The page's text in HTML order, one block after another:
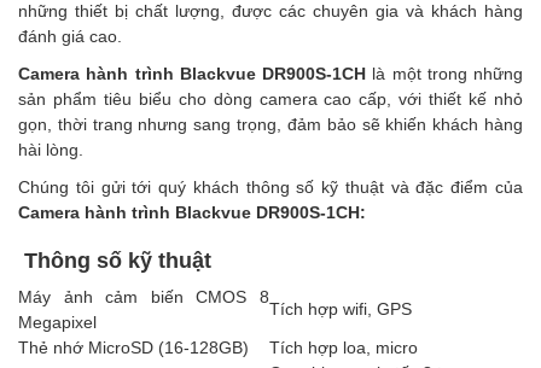
những thiết bị chất lượng, được các chuyên gia và khách hàng
đánh giá cao.
Camera hành trình Blackvue DR900S-1CH là một trong những
sản phẩm tiêu biểu cho dòng camera cao cấp, với thiết kế nhỏ
gọn, thời trang nhưng sang trọng, đảm bảo sẽ khiến khách hàng
hài lòng.
Chúng tôi gửi tới quý khách thông số kỹ thuật và đặc điểm của
Camera hành trình Blackvue DR900S-1CH:
Thông số kỹ thuật
Máy ảnh cảm biến CMOS 8
Megapixel
Tích hợp wifi, GPS
Thẻ nhớ MicroSD (16-128GB)
Tích hợp loa, micro